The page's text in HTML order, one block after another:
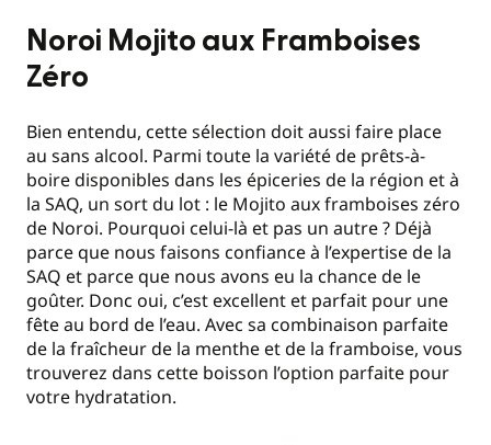
Noroi Mojito aux Framboises
Zéro
Bien entendu, cette sélection doit aussi faire place
au sans alcool. Parmi toute la variété de prêts-à-
boire disponibles dans les épiceries de la région et à
la SAQ, un sort du lot : le Mojito aux framboises zéro
de Noroi. Pourquoi celui-là et pas un autre ? Déjà
parce que nous faisons confiance à l’expertise de la
SAQ et parce que nous avons eu la chance de le
goûter. Donc oui, c’est excellent et parfait pour une
fête au bord de l’eau. Avec sa combinaison parfaite
de la fraîcheur de la menthe et de la framboise, vous
trouverez dans cette boisson l’option parfaite pour
votre hydratation.